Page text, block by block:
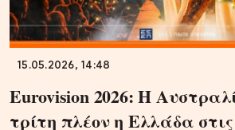
15.05.2026, 14:48
Eurovision 2026: Η
τρίτη πλέον η Ελλάδα